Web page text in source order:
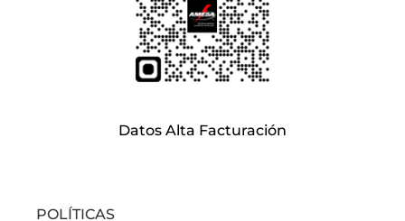
Datos Alta Facturación
POLÍTICAS